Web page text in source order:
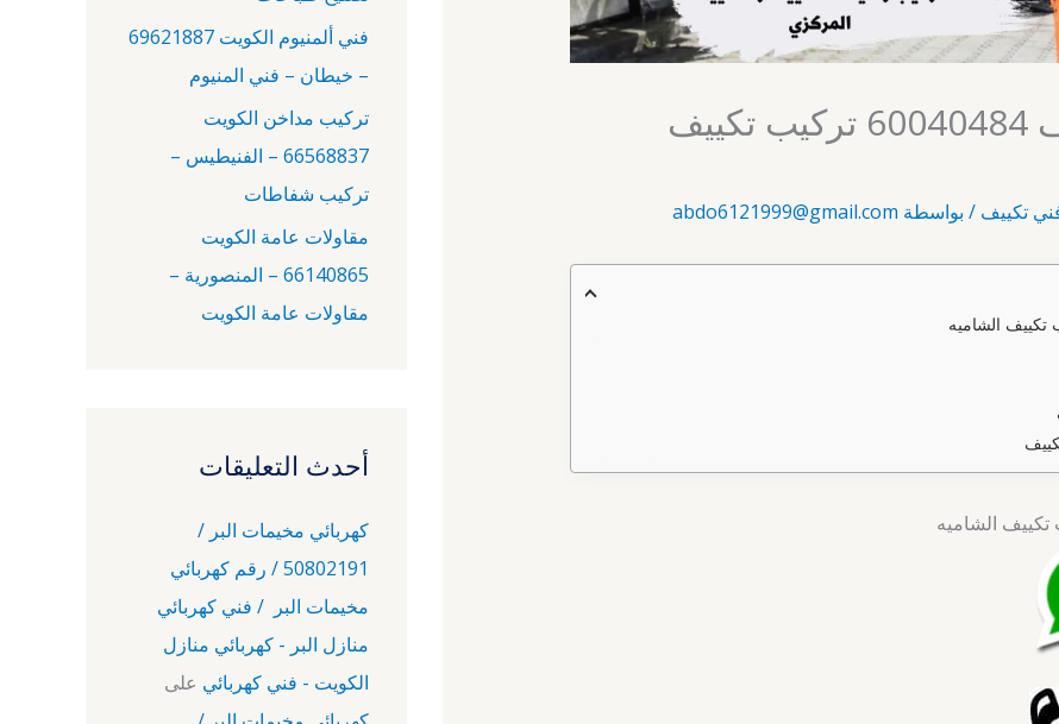
التكييف المنزلي مشرف 60040484 تركيب تكييف
تكييف / بواسطة abdo6121999@gmail.com
فني ألمنيوم الكويت 69621887
– خيطان – فني المنيوم
تركيب مداخن الكويت
66568837 – الفنيطيس –
تركيب شفاطات
مقاولات عامة الكويت
66140865 – المنصورية –
مقاولات عامة الكويت
أحدث التعليقات
كهربائي مخيمات البر /
50802191 / رقم كهربائي
مخيمات البر / فني كهربائي
منازل البر - كهربائي منازل
الكويت - فني كهربائي على